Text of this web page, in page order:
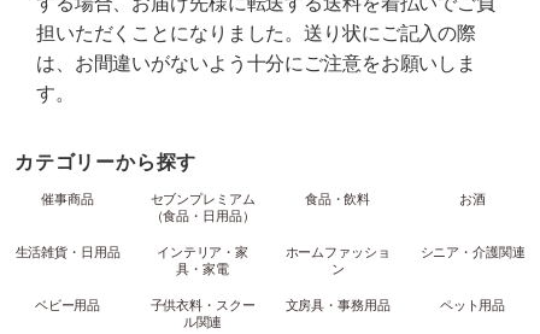
担いただくことになりました。送り状にご記入の際
は、お間違いがないよう十分にご注意をお願いしま
す。
カテゴリーから探す
催事商品
セブンプレミアム
（食品・日用品）
食品・飲料 お酒
生活雑貨・日用品
インテリア・家
具・家電
ホームファッショ
ン
シニア・介護関連
ベビー用品
子供衣料・スクー
ル関連
文房具・事務用品 ペット用品